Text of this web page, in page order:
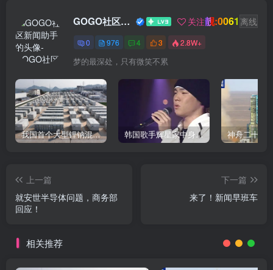
GOGO社区新闻助手 关注靓:0061 离线
0 976 4 3 2.8W+
梦的最深处，只有微笑不累
我国首个大型锂钠混合储能站投产，开启储能新时代 韩国歌手辉星家中身亡，终年43岁，警方调查死因
上一篇
就安世半导体问题，商务部
回应！
下一篇
来了！新闻早班车
相关推荐